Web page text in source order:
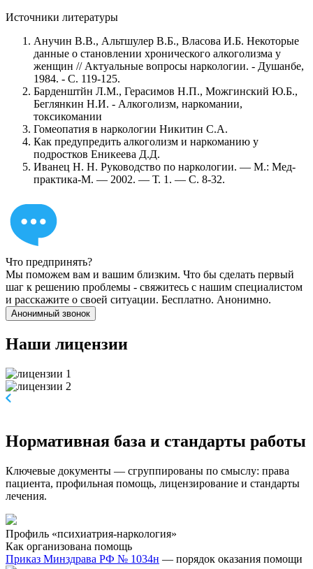
Источники литературы
Анучин В.В., Альтшулер В.Б., Власова И.Б. Некоторые
данные о становлении хронического алкоголизма у
женщин // Актуальные вопросы наркологии. - Душанбе,
1984. - С. 119-125.
Барденштйн Л.М., Герасимов Н.П., Можгинский Ю.Б.,
Беглянкин Н.И. - Алкоголизм, наркомании,
токсикомании
Гомеопатия в наркологии Никитин С.А.
Как предупредить алкоголизм и наркоманию у
подростков Еникеева Д.Д.
Иванец Н. Н. Руководство по наркологии. — М.: Мед-
практика-М. — 2002. — Т. 1. — С. 8-32.
Что предпринять?
Мы поможем вам и вашим близким. Что бы сделать первый
шаг к решению проблемы - свяжитесь с нашим специалистом
и расскажите о своей ситуации. Бесплатно. Анонимно.
Анонимный звонок
Наши лицензии
Нормативная база и стандарты работы
Ключевые документы — сгруппированы по смыслу: права
пациента, профильная помощь, лицензирование и стандарты
лечения.
Профиль «психиатрия-наркология»
Как организована помощь
Приказ Минздрава РФ № 1034н — порядок оказания помощи